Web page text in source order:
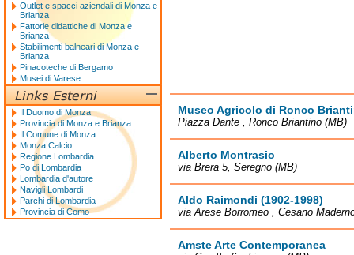
Museo Agricolo di Ronco
Piazza Dante , Ronco Briantino (MB)
Alberto Montrasio
via Brera 5, Seregno (MB)
Aldo Raimondi (1902-1998)
via Arese Borromeo , Cesano
Amste Arte Contemporanea
Outlet e spacci aziendali di Monza e
Brianza
Fattorie didattiche di Monza e
Brianza
Stabilimenti balneari di Monza e
Brianza
Pinacoteche di Bergamo
Musei di Varese
Il Duomo di Monza
Provincia di Monza e Brianza
Il Comune di Monza
Monza Calcio
Regione Lombardia
Po di Lombardia
Lombardia d'autore
Navigli Lombardi
Parchi di Lombardia
Provincia di Como